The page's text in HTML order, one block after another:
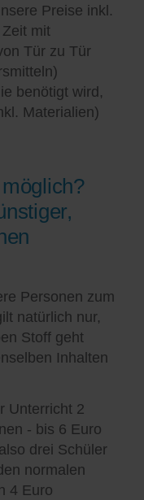
Preise inkl.
mit
Tür zu Tür
benötigt wird,
Materialien)
Personen zum
natürlich nur,
Stoff geht
Inhalten
Unterricht 2
- bis 6 Euro
drei Schüler
normalen
4 Euro